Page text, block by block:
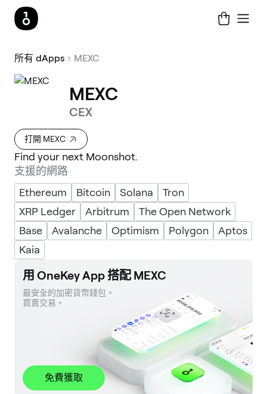
所有 dApps MEXC
MEXC
CEX
打開 MEXC
Find your next Moonshot.
支援的網路
Ethereum
Bitcoin Solana
Tron
XRP Ledger
Arbitrum
The Open Network
Base
Avalanche Optimism Polygon
Aptos
Kaia
用 OneKey App 搭配 MEXC
最安全的加密貨幣錢包。
買賣交易。
免費獲取